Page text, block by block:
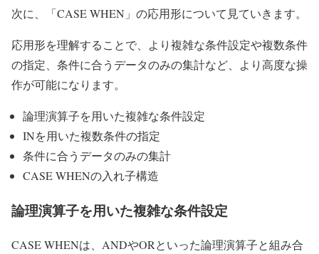
次に、「CASE WHEN」の応用形について見ていきます。
応用形を理解することで、より複雑な条件設定や複数条件
の指定、条件に合うデータのみの集計など、より高度な操
作が可能になります。
論理演算子を用いた複雑な条件設定
INを用いた複数条件の指定
条件に合うデータのみの集計
CASE WHENの入れ子構造
論理演算子を用いた複雑な条件設定
CASE WHENは、ANDやORといった論理演算子と組み合